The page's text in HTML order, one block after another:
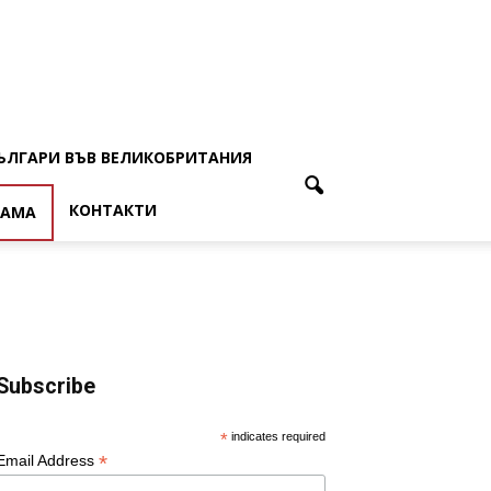
ВЪВ ВЕЛИКОБРИТАНИЯ
КОНТАКТИ
* indicates required
Address *